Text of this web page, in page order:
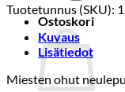
Ostoskori
Tuotetunnus (SKU):
Kuvaus
Lisätiedot
Miesten ohut